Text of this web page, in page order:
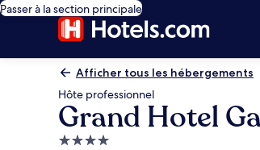
Passer à la section principale
Afficher tous les hébergements
Hôte professionnel
Grand Hotel
Hébergement